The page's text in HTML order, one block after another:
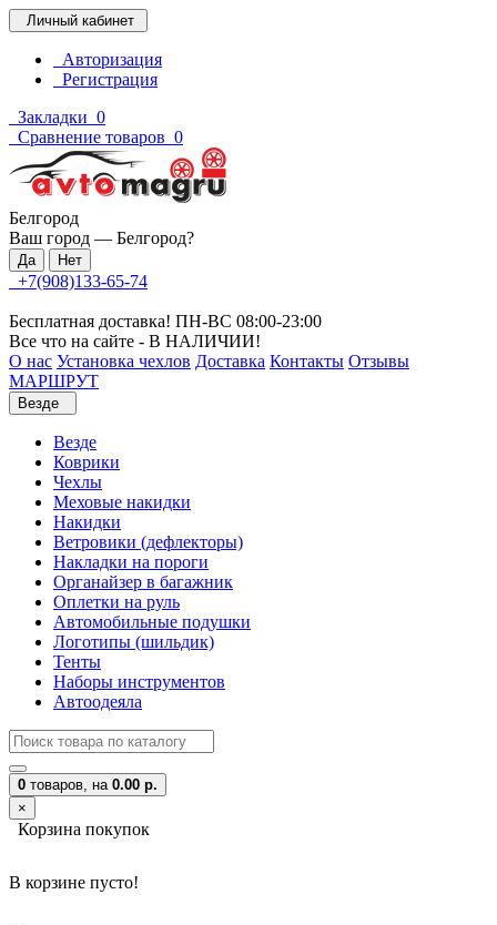
Личный кабинет
Авторизация
Регистрация
Закладки 0
Сравнение товаров 0
Белгород
Ваш город — Белгород?
+7(908)133-65-74
Бесплатная доставка! ПН-ВС 08:00-23:00
Все что на сайте - В НАЛИЧИИ!
О нас Установка чехлов Доставка Контакты Отзывы
МАРШРУТ
Везде
Везде
Коврики
Чехлы
Меховые накидки
Накидки
Ветровики (дефлекторы)
Накладки на пороги
Органайзер в багажник
Оплетки на руль
Автомобильные подушки
Логотипы (шильдик)
Тенты
Наборы инструментов
Автоодеяла
0 товаров, на 0.00 р.
×
Корзина покупок
В корзине пусто!